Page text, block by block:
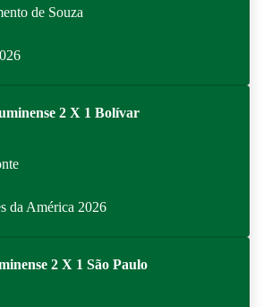
de Souza
2 X 1 Bolívar
da América 2026
2 X 1 São Paulo